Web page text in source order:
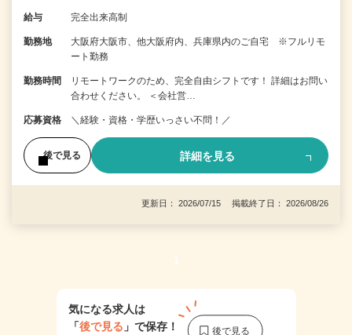
給与 完全出来高制
勤務地
大阪府大阪市、他大阪府内、兵庫県内のご自宅 ※フルリモ
ート勤務
勤務時間
リモートワークのため、完全自由シフトです！ 詳細はお問い
合わせください。 ＜会社営…
応募資格 ＼経験・資格・学歴いっさい不問！／
後で見る 詳細を見る
更新日： 2026/07/15 掲載終了日： 2026/08/26
1
気になる求人は
「後で見る 」で保存！